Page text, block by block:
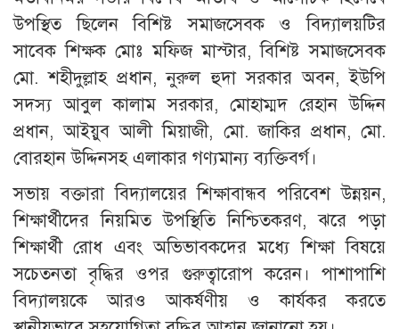
উপস্থিত ছিলেন বিশিষ্ট সমাজসেবক ও বিদ্যালয়টির
সাবেক শিক্ষক মোঃ মফিজ মাস্টার, বিশিষ্ট সমাজসেবক
মো. শহীদুল্লাহ প্রধান, নুরুল হুদা সরকার অবন, ইউপি
সদস্য আবুল কালাম সরকার, মোহাম্মদ রেহান উদ্দিন
প্রধান, আইয়ুব আলী মিয়াজী, মো. জাকির প্রধান, মো.
বোরহান উদ্দিনসহ এলাকার গণ্যমান্য ব্যক্তিবর্গ।
সভায় বক্তারা বিদ্যালয়ের শিক্ষাবান্ধব পরিবেশ উন্নয়ন,
শিক্ষার্থীদের নিয়মিত উপস্থিতি নিশ্চিতকরণ, ঝরে পড়া
শিক্ষার্থী রোধ এবং অভিভাবকদের মধ্যে শিক্ষা বিষয়ে
সচেতনতা বৃদ্ধির ওপর গুরুত্বারোপ করেন। পাশাপাশি
বিদ্যালয়কে আরও আকর্ষণীয় ও কার্যকর করতে